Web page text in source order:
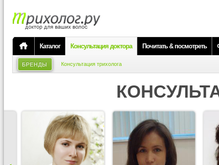
Каталог Консультация доктора Почитать & посмотреть
БРЕНДЫ Консультация трихолога